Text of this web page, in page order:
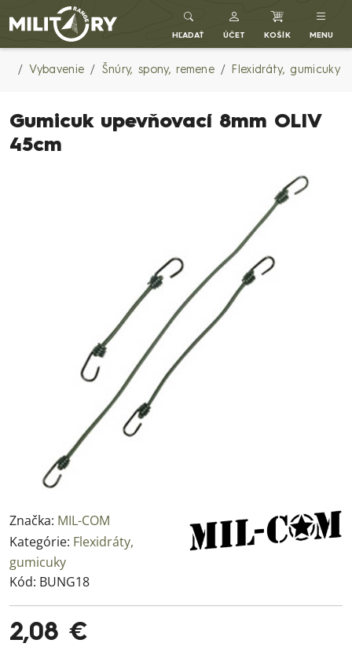
Army shop MILITARY RANGE SK
HĽADAŤ ÚČET KOŠÍK MENU
Vybavenie Šnúry, spony, remene Flexidráty, gumicuky
Gumicuk upevňovací 8mm OLIV
45cm
Značka: MIL-COM
Kategórie: Flexidráty,
gumicuky
Kód: BUNG18
2,08 €